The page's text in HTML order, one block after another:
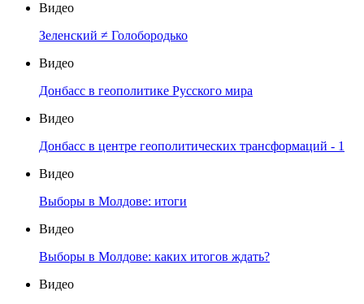
Видео
Зеленский ≠ Голобородько
Видео
Донбасс в геополитике Русского мира
Видео
Донбасс в центре геополитических трансформаций - 1
Видео
Выборы в Молдове: итоги
Видео
Выборы в Молдове: каких итогов ждать?
Видео